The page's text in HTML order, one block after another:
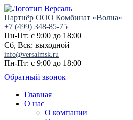
Партнёр ООО Комбинат «Волна»
+7 (499) 348-85-75
Пн-Пт: с 9:00 до 18:00
Сб, Вск: выходной
info@versalmsk.ru
Пн-Пт: с 9:00 до 18:00
Обратный звонок
Главная
О нас
О компании